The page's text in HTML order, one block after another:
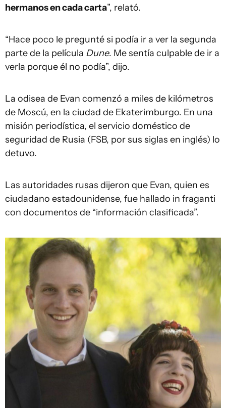
hermanos en cada carta”, relató.
“Hace poco le pregunté si podía ir a ver la segunda
parte de la película Dune. Me sentía culpable de ir a
verla porque él no podía”, dijo.
La odisea de Evan comenzó a miles de kilómetros
de Moscú, en la ciudad de Ekaterimburgo. En una
misión periodística, el servicio doméstico de
seguridad de Rusia (FSB, por sus siglas en inglés) lo
detuvo.
Las autoridades rusas dijeron que Evan, quien es
ciudadano estadounidense, fue hallado in fraganti
con documentos de “información clasificada”.